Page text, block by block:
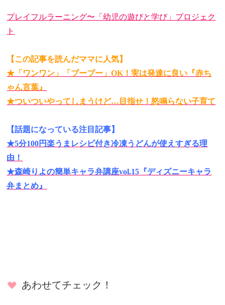
プレイフルラーニング〜「幼児の遊びと学び」プロジェク
ト
【この記事を読んだママに人気】
★「ワンワン」「ブーブー」OK！実は発達に良い『赤ち
ゃん言葉』
★ついついやってしまうけど…目指せ！怒鳴らない子育て
【話題になっている注目記事】
★5分100円楽うまレシピ付き冷凍うどんが使えすぎる理
由！
★森崎りよの簡単キャラ弁講座vol.15『ディズニーキャラ
弁まとめ』
あわせてチェック！